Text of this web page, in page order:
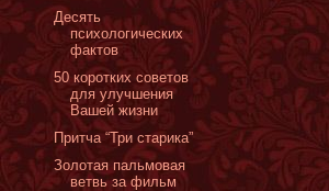
Десять
психологических
фактов
50 коротких советов
для улучшения
Вашей жизни
Притча “Три старика”
Золотая пальмовая
ветвь за фильм